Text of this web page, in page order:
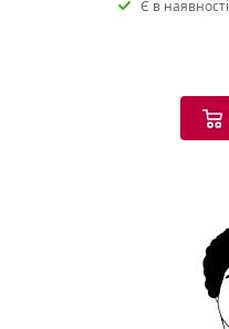
Є в наявності